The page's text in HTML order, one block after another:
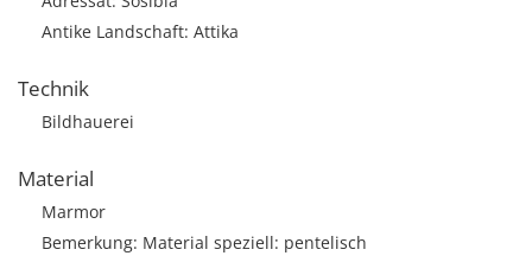
Antike Landschaft: Attika
Technik
Bildhauerei
Material
Marmor
Bemerkung: Material speziell: pentelisch